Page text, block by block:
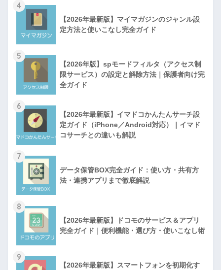
4
【2026年最新版】マイマガジンのジャンル設
定方法と使いこなし完全ガイド
5
【2026年版】spモードフィルタ（アクセス制
限サービス）の設定と解除方法｜保護者向け完
全ガイド
6
【2026年最新版】イマドコかんたんサーチ設
定ガイド（iPhone／Android対応）｜イマド
コサーチとの違いも解説
7
データ保管BOX完全ガイド：使い方・共有方
法・連携アプリまで徹底解説
8
【2026年最新版】ドコモのサービス＆アプリ
完全ガイド｜便利機能・選び方・使いこなし術
9
【2026年最新版】スマートフォンを初期化す